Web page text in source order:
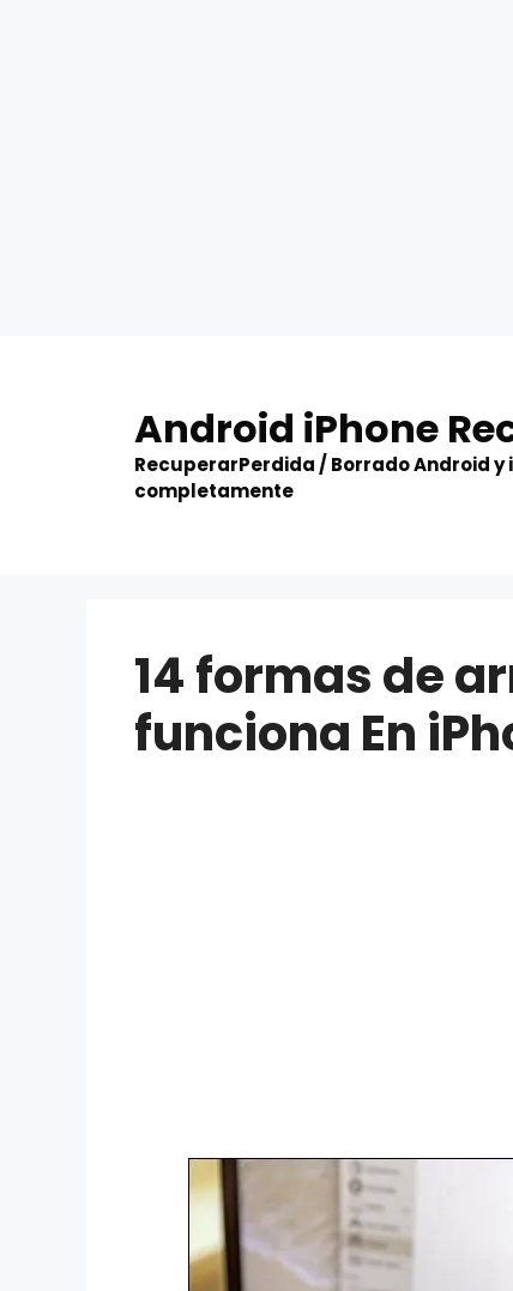
Android iPhone
RecuperarPerdida / Borrado Android y
completamente
14 formas de
funciona En